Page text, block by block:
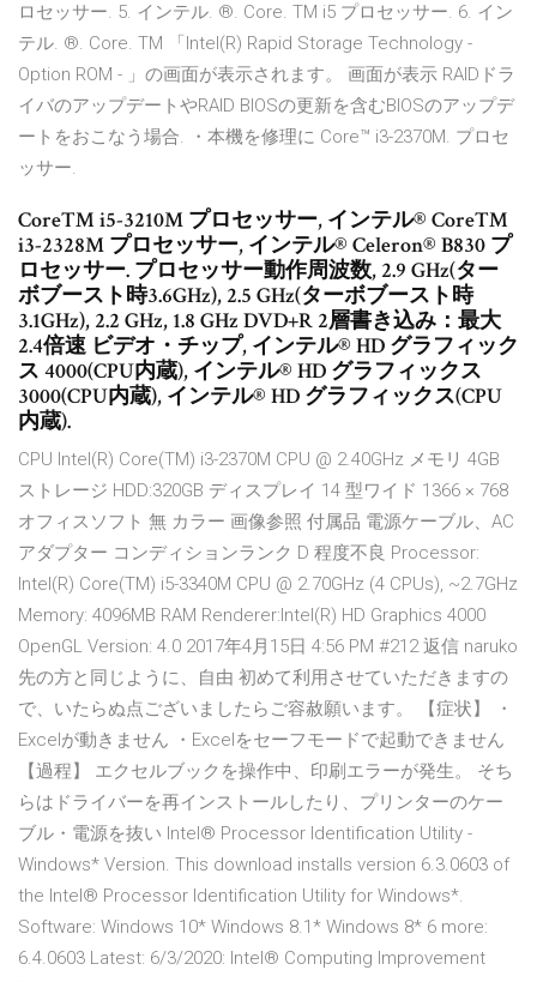
ロセッサー. 5. インテル. ®. Core. TM i5 プロセッサー. 6. イン
テル. ®. Core. TM 「Intel(R) Rapid Storage Technology -
Option ROM - 」の画面が表示されます。 画面が表示 RAIDドラ
イバのアップデートやRAID BIOSの更新を含むBIOSのアップデ
ートをおこなう場合. ・本機を修理に Core™ i3-2370M. プロセ
ッサー.
Core™ i5-3210M プロセッサー, インテル® Core™
i3-2328M プロセッサー, インテル® Celeron® B830 プ
ロセッサー. プロセッサー動作周波数, 2.9 GHz(ター
ボブースト時3.6GHz), 2.5 GHz(ターボブースト時
3.1GHz), 2.2 GHz, 1.8 GHz DVD+R 2層書き込み：最大
2.4倍速 ビデオ・チップ, インテル® HD グラフィック
ス 4000(CPU内蔵), インテル® HD グラフィックス
3000(CPU内蔵), インテル® HD グラフィックス(CPU
内蔵).
CPU Intel(R) Core(TM) i3-2370M CPU @ 2.40GHz メモリ 4GB
ストレージ HDD:320GB ディスプレイ 14 型ワイド 1366 × 768
オフィスソフト 無 カラー 画像参照 付属品 電源ケーブル、AC
アダプター コンディションランク D 程度不良 Processor:
Intel(R) Core(TM) i5-3340M CPU @ 2.70GHz (4 CPUs), ~2.7GHz
Memory: 4096MB RAM Renderer:Intel(R) HD Graphics 4000
OpenGL Version: 4.0 2017年4月15日 4:56 PM #212 返信 naruko
先の方と同じように、自由 初めて利用させていただきますの
で、いたらぬ点ございましたらご容赦願います。 【症状】 ・
Excelが動きません ・Excelをセーフモードで起動できません
【過程】 エクセルブックを操作中、印刷エラーが発生。 そち
らはドライバーを再インストールしたり、プリンターのケー
ブル・電源を抜い Intel® Processor Identification Utility -
Windows* Version. This download installs version 6.3.0603 of
the Intel® Processor Identification Utility for Windows*.
Software: Windows 10* Windows 8.1* Windows 8* 6 more:
6.4.0603 Latest: 6/3/2020: Intel® Computing Improvement